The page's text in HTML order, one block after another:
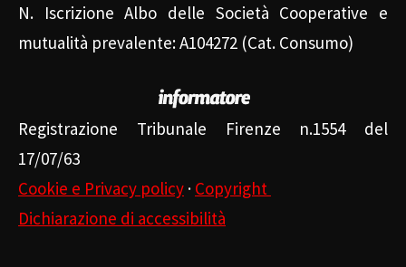
N. Iscrizione Albo delle Società Cooperative e
mutualità prevalente: A104272 (Cat. Consumo)
Registrazione Tribunale Firenze n.1554 del
17/07/63
Cookie e Privacy policy · Copyright
Dichiarazione di accessibilità